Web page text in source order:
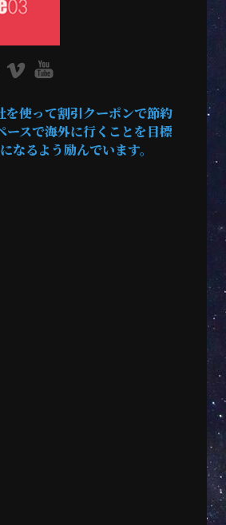
使って割引クーポンで節約
ースで海外に行くことを目標
なるよう励んでいます。